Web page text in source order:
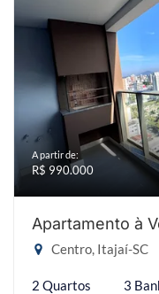
A partir de:
R$ 990.000
Apartamento à
Centro, Itajaí-SC
2 Quartos 3